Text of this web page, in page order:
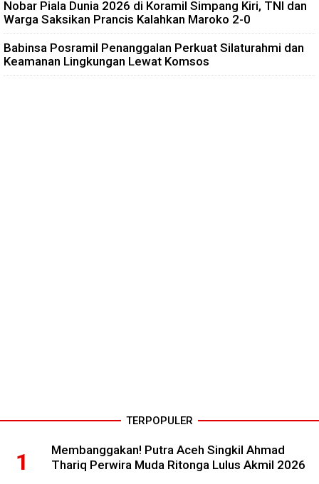
Nobar Piala Dunia 2026 di Koramil Simpang Kiri, TNI dan
Warga Saksikan Prancis Kalahkan Maroko 2-0
Babinsa Posramil Penanggalan Perkuat Silaturahmi dan
Keamanan Lingkungan Lewat Komsos
TERPOPULER
Membanggakan! Putra Aceh Singkil Ahmad
Thariq Perwira Muda Ritonga Lulus Akmil 2026